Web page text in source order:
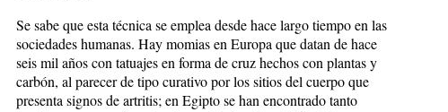
Se sabe que esta técnica se emplea desde hace largo tiempo en las
sociedades humanas. Hay momias en Europa que datan de hace
seis mil años con tatuajes en forma de cruz hechos con plantas y
carbón, al parecer de tipo curativo por los sitios del cuerpo que
presenta signos de artritis; en Egipto se han encontrado tanto